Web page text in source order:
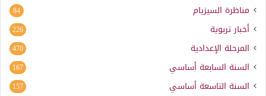
مناظرة السيزيام 84
أخبار تربوية 226
المرحلة الإعدادية 470
السنة السابعة أساسي 167
السنة التاسعة أساسي 157